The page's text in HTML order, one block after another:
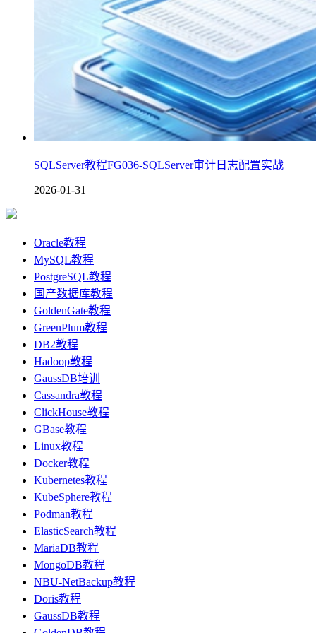
SQLServer教程FG036-SQLServer审计日志配置实战
2026-01-31
Oracle教程
MySQL教程
PostgreSQL教程
国产数据库教程
GoldenGate教程
GreenPlum教程
DB2教程
Hadoop教程
GaussDB培训
Cassandra教程
ClickHouse教程
GBase教程
Linux教程
Docker教程
Kubernetes教程
KubeSphere教程
Podman教程
ElasticSearch教程
MariaDB教程
MongoDB教程
NBU-NetBackup教程
Doris教程
GaussDB教程